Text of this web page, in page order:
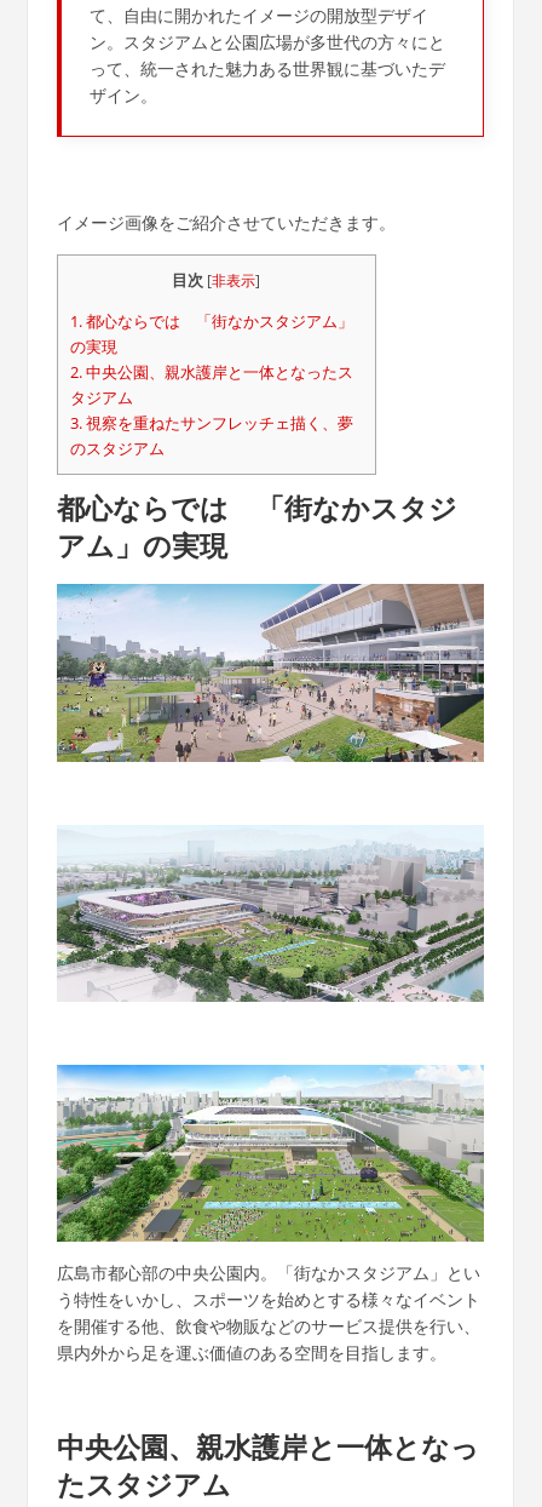
て、自由に開かれたイメージの開放型デザイ
ン。スタジアムと公園広場が多世代の方々にと
って、統一された魅力ある世界観に基づいたデ
ザイン。
イメージ画像をご紹介させていただきます。
目次 [非表示]
1.都心ならでは 「街なかスタジアム」
の実現
2.中央公園、親水護岸と一体となったス
タジアム
3.視察を重ねたサンフレッチェ描く、夢
のスタジアム
都心ならでは 「街なかスタジ
アム」の実現
広島市都心部の中央公園内。「街なかスタジアム」とい
う特性をいかし、スポーツを始めとする様々なイベント
を開催する他、飲食や物販などのサービス提供を行い、
県内外から足を運ぶ価値のある空間を目指します。
中央公園、親水護岸と一体となっ
たスタジアム